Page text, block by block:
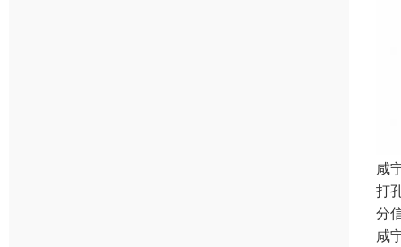
咸
打
分
咸